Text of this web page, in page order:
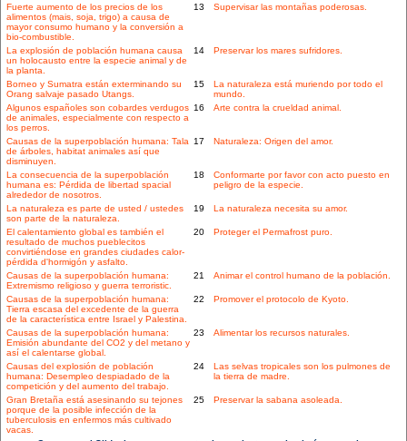
Fuerte aumento de los precios de los
alimentos (mais, soja, trigo) a causa de
mayor consumo humano y la conversión a
bio-combustible.
13 Supervisar las montañas poderosas.
La explosión de población humana causa
un holocausto entre la especie animal y de
la planta.
14 Preservar los mares sufridores.
Borneo y Sumatra están exterminando su
Orang salvaje pasado Utangs.
15
La naturaleza está muriendo por todo el
mundo.
Algunos españoles son cobardes verdugos
de animales, especialmente con respecto a
los perros.
16 Arte contra la crueldad animal.
Causas de la superpoblación humana: Tala
de árboles, habitat animales así que
disminuyen.
17 Naturaleza: Origen del amor.
La consecuencia de la superpoblación
humana es: Pérdida de libertad spacial
alrededor de nosotros.
18
Conformarte por favor con acto puesto en
peligro de la especie.
La naturaleza es parte de usted / ustedes
son parte de la naturaleza.
19 La naturaleza necesita su amor.
El calentamiento global es también el
resultado de muchos pueblecitos
convirtiéndose en grandes ciudades calor-
pérdida d'hormigón y asfalto.
20 Proteger el Permafrost puro.
Causas de la superpoblación humana:
Extremismo religioso y guerra terroristic.
21 Animar el control humano de la población.
Causas de la superpoblación humana:
Tierra escasa del excedente de la guerra
de la característica entre Israel y Palestina.
22 Promover el protocolo de Kyoto.
Causas de la superpoblación humana:
Emisión abundante del CO2 y del metano y
así el calentarse global.
23 Alimentar los recursos naturales.
Causas del explosión de población
humana: Desempleo despiadado de la
competición y del aumento del trabajo.
24
Las selvas tropicales son los pulmones de
la tierra de madre.
Gran Bretaña está asesinando su tejones
porque de la posible infección de la
tuberculosis en enfermos más cultivado
vacas.
25 Preservar la sabana asoleada.